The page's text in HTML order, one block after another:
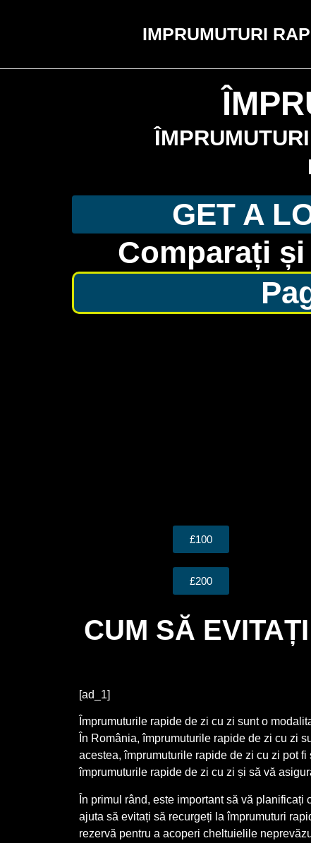
IMPRUMUTURI
GET A
Comparați
£100
£200
CUM SĂ
[ad_1]
Împrumuturile rapide de zi cu zi sunt o
În România, împrumuturile rapide de zi cu zi
acestea, împrumuturile rapide de zi cu zi pot
împrumuturile rapide de zi cu zi și să vă
În primul rând, este important să vă
ajuta să evitați să recurgeți la împrumuturi
rezervă pentru a acoperi cheltuielile